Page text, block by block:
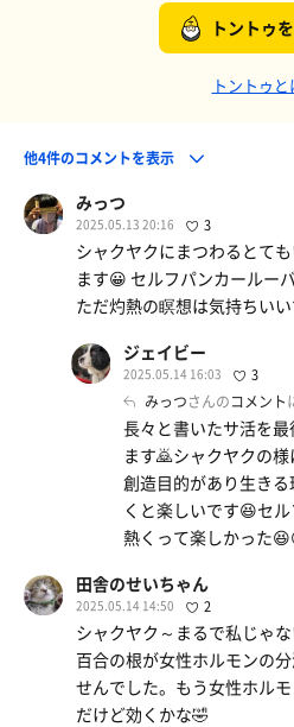
トントゥ
トントゥと
他4件のコメントを表示
みっつ
2025.05.13 20:16 3
シャクヤクにまつわるとて
ます😀 セルフパンカールー
ただ灼熱の瞑想は気持ちい
ジェイビー
2025.05.14 16:03 3
みっつさんのコメント
長々と書いたサ活を
ます🙇シャクヤクの
創造目的があり生き
くと楽しいです😆セ
熱くって楽しかった
田舎のせいちゃん
2025.05.14 14:50 2
シャクヤク～まるで私じゃ
百合の根が女性ホルモンの
せんでした。もう女性ホル
だけど効くかな🤣